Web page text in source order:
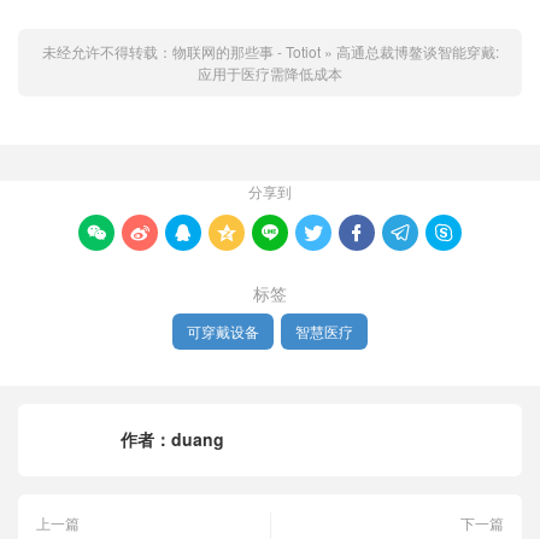
未经允许不得转载： 物联网的那些事 - Totiot» 高通总裁博鳌谈智能穿戴:
应用于医疗需降低成本
分享到
        
标签
可穿戴设备 智慧医疗
作者： duang
上一篇
下一篇